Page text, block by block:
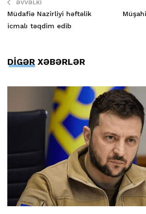
ƏVVƏLKI
Müdafiə Nazirliyi həftəlik
icmalı təqdim edib
DİGƏR XƏBƏRLƏR